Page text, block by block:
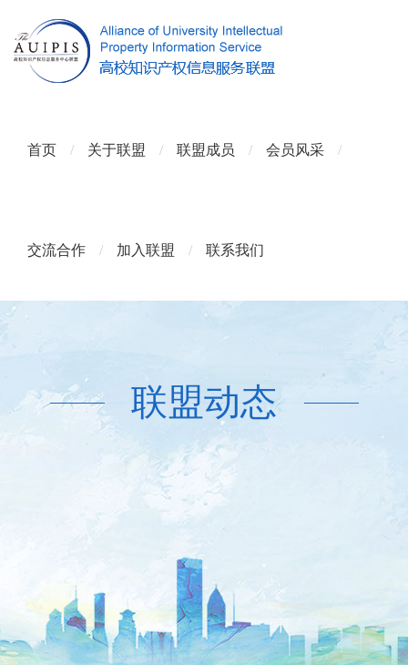
首页 / 关于联盟 / 联盟成员 / 会员风采 /
交流合作 / 加入联盟 / 联系我们
联盟动态